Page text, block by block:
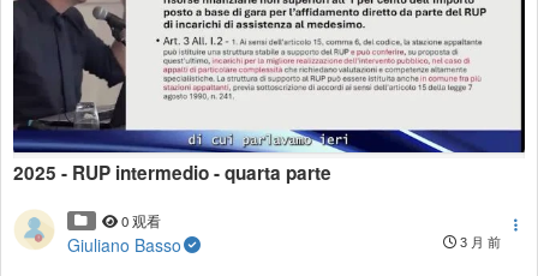
2025 - RUP intermedio - quarta parte
0 观看
Giuliano Basso 3 月 前